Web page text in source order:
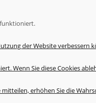
der Website verbessern
Wenn Sie diese Cookies
erhöhen Sie die